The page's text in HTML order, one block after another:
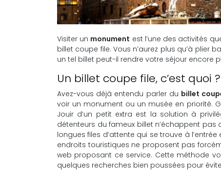
Visiter un monument est l’une des activités
billet coupe file. Vous n’aurez plus qu’à
un tel billet peut-il rendre votre séjour encore
Un billet coupe file, c’est quoi ?
Avez-vous déjà entendu parler du billet
voir un monument ou un musée en priorité.
Jouir d’un petit extra est la solution à
détenteurs du fameux billet n’échappent pas
longues files d’attente qui se trouve à
endroits touristiques ne proposent pas
web proposant ce service. Cette méthode
quelques recherches bien poussées pour